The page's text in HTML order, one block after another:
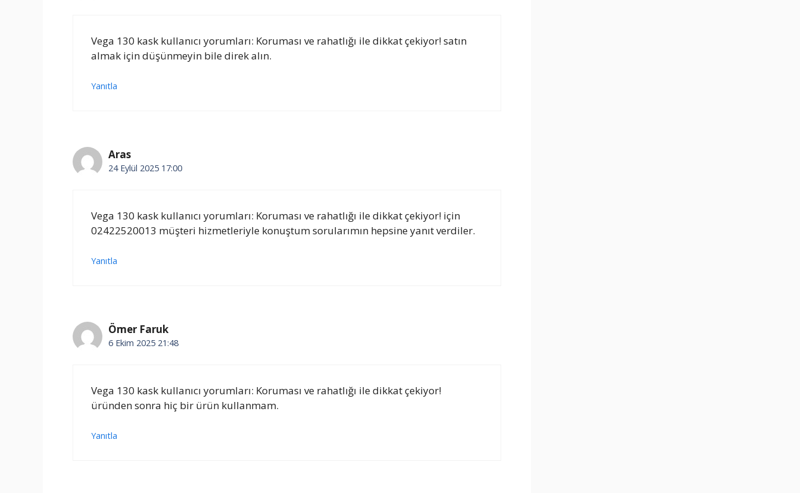
Vega 130 kask kullanıcı yorumları: Koruması ve rahatlığı ile dikkat çekiyor! satın
almak için düşünmeyin bile direk alın.
Yanıtla
Aras
24 Eylül 2025 17:00
Vega 130 kask kullanıcı yorumları: Koruması ve rahatlığı ile dikkat çekiyor! için
02422520013 müşteri hizmetleriyle konuştum sorularımın hepsine yanıt verdiler.
Yanıtla
Ömer Faruk
6 Ekim 2025 21:48
Vega 130 kask kullanıcı yorumları: Koruması ve rahatlığı ile dikkat çekiyor!
üründen sonra hiç bir ürün kullanmam.
Yanıtla